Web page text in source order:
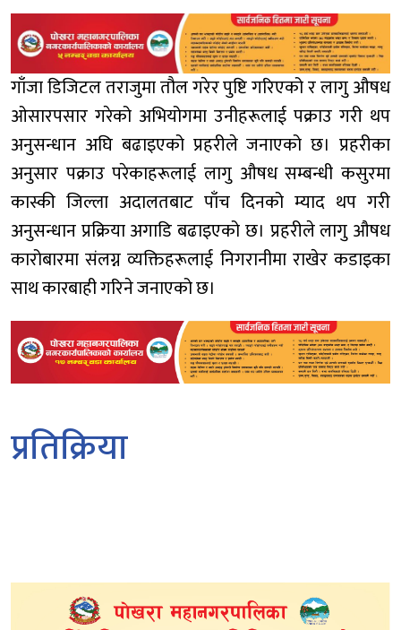
गाँजा डिजिटल तराजुमा तौल गरेर पुष्टि गरिएको र लागु औषध
ओसारपसार गरेको अभियोगमा उनीहरूलाई पक्राउ गरी थप
अनुसन्धान अघि बढाइएको प्रहरीले जनाएको छ। प्रहरीका
अनुसार पक्राउ परेकाहरूलाई लागु औषध सम्बन्धी कसुरमा
कास्की जिल्ला अदालतबाट पाँच दिनको म्याद थप गरी
अनुसन्धान प्रक्रिया अगाडि बढाइएको छ। प्रहरीले लागु औषध
कारोबारमा संलग्न व्यक्तिहरूलाई निगरानीमा राखेर कडाइका
साथ कारबाही गरिने जनाएको छ।
प्रतिक्रिया